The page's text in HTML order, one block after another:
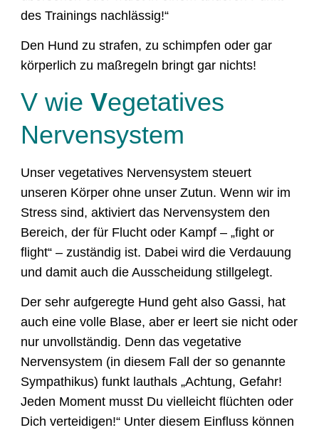
des Trainings nachlässig!“
Den Hund zu strafen, zu schimpfen oder gar
körperlich zu maßregeln bringt gar nichts!
V wie Vegetatives
Nervensystem
Unser vegetatives Nervensystem steuert
unseren Körper ohne unser Zutun. Wenn wir im
Stress sind, aktiviert das Nervensystem den
Bereich, der für Flucht oder Kampf – „fight or
flight“ – zuständig ist. Dabei wird die Verdauung
und damit auch die Ausscheidung stillgelegt.
Der sehr aufgeregte Hund geht also Gassi, hat
auch eine volle Blase, aber er leert sie nicht oder
nur unvollständig. Denn das vegetative
Nervensystem (in diesem Fall der so genannte
Sympathikus) funkt lauthals „Achtung, Gefahr!
Jeden Moment musst Du vielleicht flüchten oder
Dich verteidigen!“ Unter diesem Einfluss können